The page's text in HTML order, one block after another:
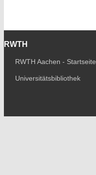
RWTH
RWTH Aachen - Startseite
Universitätsbibliothek